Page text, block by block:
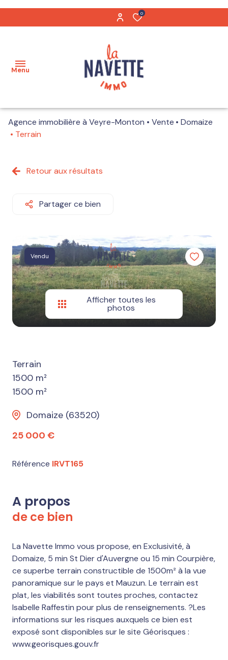
0
Menu
Acheter
Terrains
vendus
équipe
services
Estimation
Nos
avis
Agence immobilière à Veyre-Monton Vente
Domaize
Terrain
Retour aux résultats
Partager ce bien
Vendu
Afficher toutes les
photos
Terrain
1500 m²
1500 m²
Domaize (63520)
25 000 €
Référence IRVT165
A propos
de ce bien
La Navette Immo vous propose, en Exclusivité, à
Domaize, 5 min St Dier d'Auvergne ou 15 min Courpière,
ce superbe terrain constructible de 1500m² à la vue
panoramique sur le pays et Mauzun. Le terrain est
plat, les viabilités sont toutes proches, contactez
Isabelle Raffestin pour plus de renseignements. ?Les
informations sur les risques auxquels ce bien est
exposé sont disponibles sur le site Géorisques :
www.georisques.gouv.fr